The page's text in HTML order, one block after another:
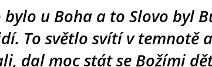
u Boha a to Slovo byl
To světlo svítí v temnotě
dal moc stát se Božími